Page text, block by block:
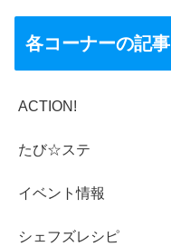
各コーナーの記事
ACTION!
たび☆ステ
イベント情報
シェフズレシピ